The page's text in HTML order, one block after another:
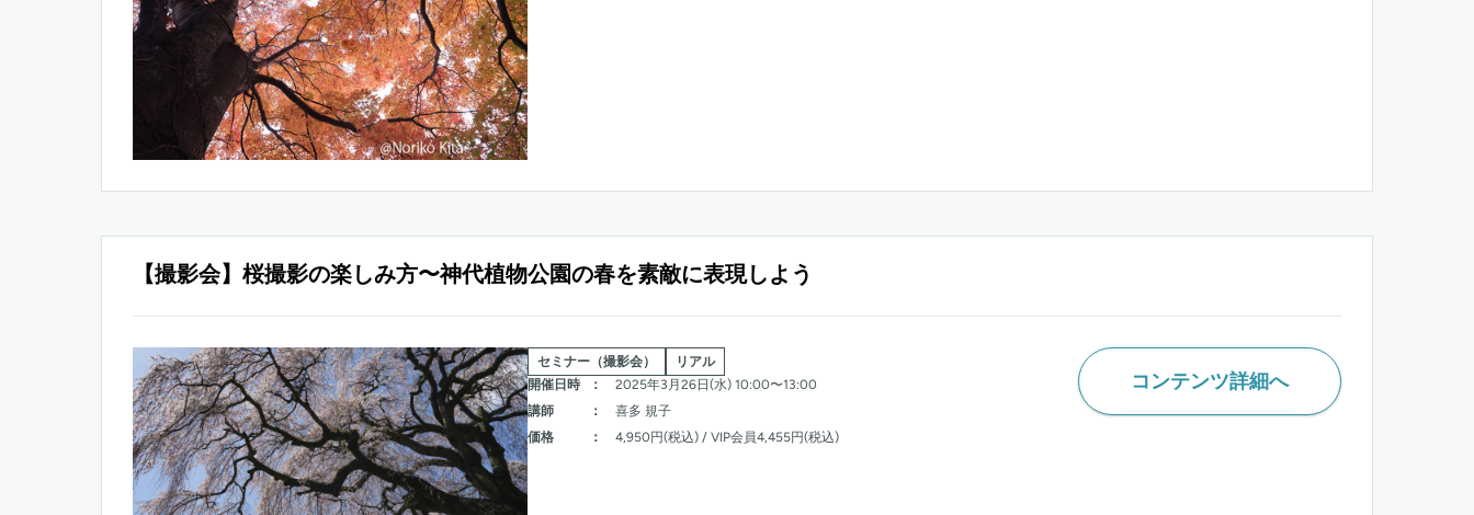
【撮影会】桜撮影の楽しみ方〜神代植物公園の春を素敵に表現しよう
セミナー（撮影会）
リアル
開催日時
：
2025年3月26日(水) 10:00〜13:00
講師
：
喜多 規子
価格
： 4,950円(税込) / VIP会員4,455円(税込)
コンテンツ詳細へ